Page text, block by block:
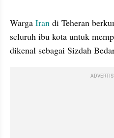
Warga Iran di Teheran
seluruh ibu kota untuk
dikenal sebagai Sizdah